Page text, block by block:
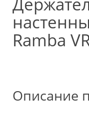
Ramba
Описание